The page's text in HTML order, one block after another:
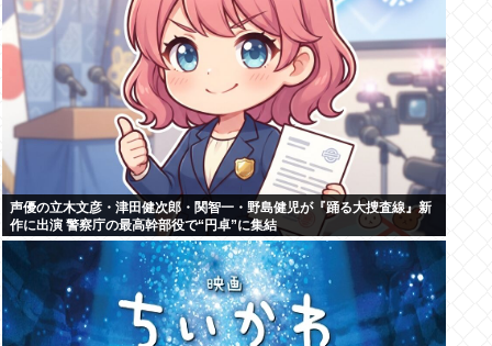
声優の立木文彦・津田健次郎・関智一・野島健児が『踊る大捜査線』新
作に出演 警察庁の最高幹部役で“円卓”に集結